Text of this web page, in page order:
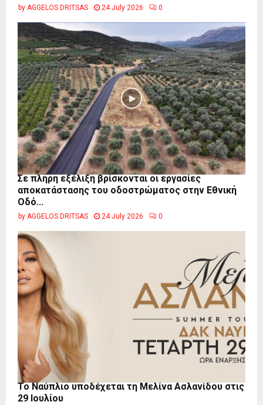
by AGGELOS DRITSAS 24 July 2026 0
Σε πλήρη εξέλιξη βρίσκονται οι εργασίες
αποκατάστασης του οδοστρώματος στην Εθνική
Οδό...
by AGGELOS DRITSAS 24 July 2026 0
Το Ναύπλιο υποδέχεται τη Μελίνα Ασλανίδου στις
29 Ιουλίου